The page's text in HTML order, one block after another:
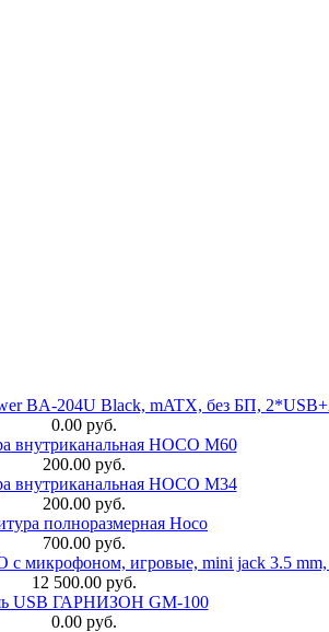
BA-204U Black, mATX, без БП,
0.00 руб.
внутриканальная HOCO M60
200.00 руб.
внутриканальная HOCO M34
200.00 руб.
полноразмерная Hoco
700.00 руб.
с микрофоном, игровые, mini jack 3.5
12 500.00 руб.
USB ГАРНИЗОН GM-100
0.00 руб.